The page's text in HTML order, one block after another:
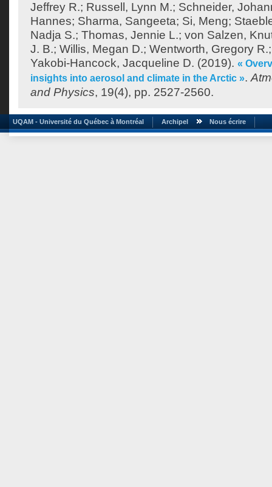
Jeffrey R.; Russell, Lynn M.; Schneider,
Hannes; Sharma, Sangeeta; Si, Meng;
Nadja S.; Thomas, Jennie L.; von Salzen,
J. B.; Willis, Megan D.; Wentworth, Gregory R.
Yakobi-Hancock, Jacqueline D. (2019). «
insights into aerosol and climate in the Arctic ».
and Physics, 19(4), pp. 2527-2560.
UQAM - Université du Québec à Montréal Archipel Nous écrire